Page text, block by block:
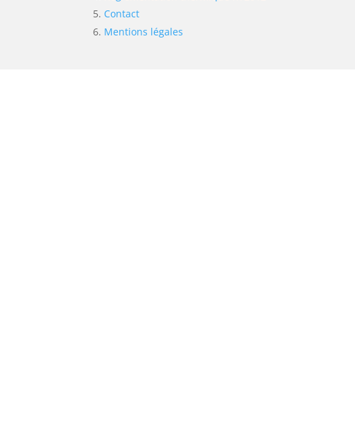
Contact
Mentions légales